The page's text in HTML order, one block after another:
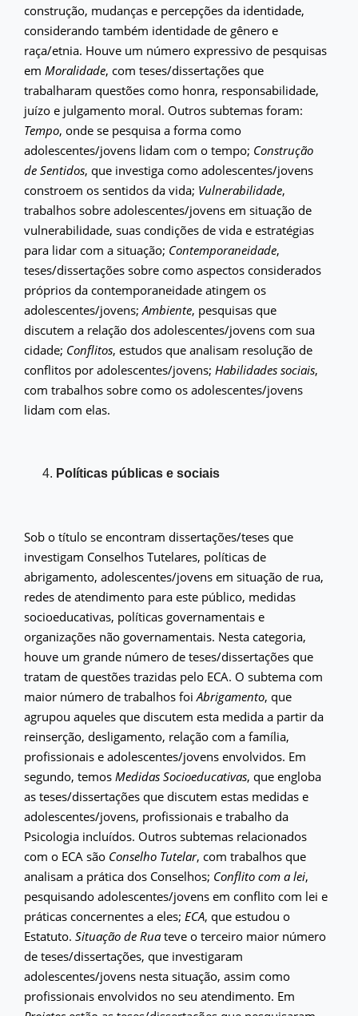
construção, mudanças e percepções da identidade,
considerando também identidade de gênero e
raça/etnia. Houve um número expressivo de pesquisas
em Moralidade, com teses/dissertações que
trabalharam questões como honra, responsabilidade,
juízo e julgamento moral. Outros subtemas foram:
Tempo, onde se pesquisa a forma como
adolescentes/jovens lidam com o tempo; Construção
de Sentidos, que investiga como adolescentes/jovens
constroem os sentidos da vida; Vulnerabilidade,
trabalhos sobre adolescentes/jovens em situação de
vulnerabilidade, suas condições de vida e estratégias
para lidar com a situação; Contemporaneidade,
teses/dissertações sobre como aspectos considerados
próprios da contemporaneidade atingem os
adolescentes/jovens;Ambiente, pesquisas que
discutem a relação dos adolescentes/jovens com sua
cidade; Conflitos, estudos que analisam resolução de
conflitos por adolescentes/jovens; Habilidades sociais,
com trabalhos sobre como os adolescentes/jovens
lidam com elas.
Políticas públicas e sociais
Sob o título se encontram dissertações/teses que
investigam Conselhos Tutelares, políticas de
abrigamento, adolescentes/jovens em situação de rua,
redes de atendimento para este público, medidas
socioeducativas, políticas governamentais e
organizações não governamentais. Nesta categoria,
houve um grande número de teses/dissertações que
tratam de questões trazidas pelo ECA. O subtema com
maior número de trabalhos foiAbrigamento, que
agrupou aqueles que discutem esta medida a partir da
reinserção, desligamento, relação com a família,
profissionais e adolescentes/jovens envolvidos. Em
segundo, temos Medidas Socioeducativas, que engloba
as teses/dissertações que discutem estas medidas e
adolescentes/jovens, profissionais e trabalho da
Psicologia incluídos. Outros subtemas relacionados
com o ECA são Conselho Tutelar, com trabalhos que
analisam a prática dos Conselhos; Conflito com a lei,
pesquisando adolescentes/jovens em conflito com lei e
práticas concernentes a eles; ECA, que estudou o
Estatuto. Situação de Ruateve o terceiro maior número
de teses/dissertações, que investigaram
adolescentes/jovens nesta situação, assim como
profissionais envolvidos no seu atendimento. Em